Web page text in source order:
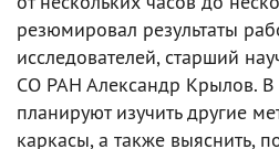
резюмировал результаты
исследователей, старший
СО РАН Александр Крылов.
планируют изучить другие
каркасы, а также выяснить,